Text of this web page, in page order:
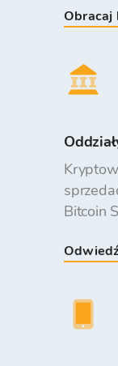
Obracaj
Bitcoin